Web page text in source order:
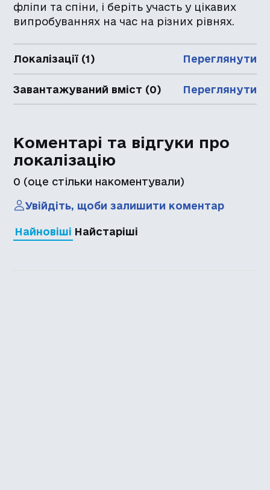
фліпи та спіни, і беріть участь у цікавих
випробуваннях на час на різних рівнях.
Локалізації (1) Переглянути
Завантажуваний вміст (0) Переглянути
Коментарі та відгуки про
локалізацію
0 (оце стільки накоментували)
Увійдіть, щоби залишити коментар
Найновіші Найстаріші